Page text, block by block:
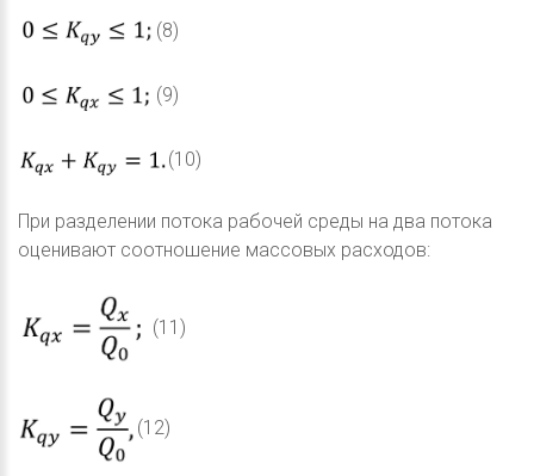
(8)
(9)
(10)
При разделении потока рабочей среды на два потока
оценивают соотношение массовых расходов:
(11)
(12)